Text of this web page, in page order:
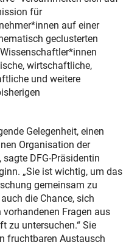
für
auf einer
geclusterten
wirtschaftliche,
und weitere
Gelegenheit, einen
Organisation der
DFG-Präsidentin
„Sie ist wichtig, um das
gemeinsam zu
die Chance, sich
Fragen aus
zu untersuchen.“ Sie
fruchtbaren Austausch